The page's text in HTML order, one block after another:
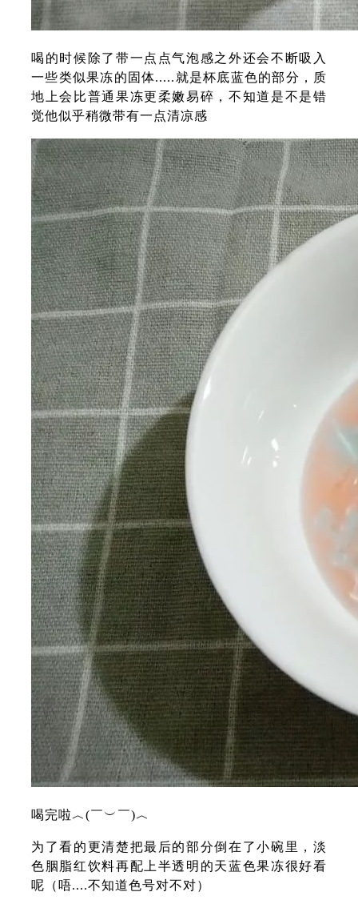
喝的时候除了带一点点气泡感之外还会不断吸入
一些类似果冻的固体.....就是杯底蓝色的部分，质
地上会比普通果冻更柔嫩易碎，不知道是不是错
觉他似乎稍微带有一点清凉感
喝完啦︿(￣︶￣)︿
为了看的更清楚把最后的部分倒在了小碗里，淡
色胭脂红饮料再配上半透明的天蓝色果冻很好看
呢（唔....不知道色号对不对）